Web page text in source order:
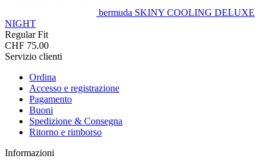
bermuda SKINY COOLING DELUXE
NIGHT
Regular Fit
CHF 75.00
Servizio clienti
Ordina
Accesso e registrazione
Pagamento
Buoni
Spedizione & Consegna
Ritorno e rimborso
Informazioni